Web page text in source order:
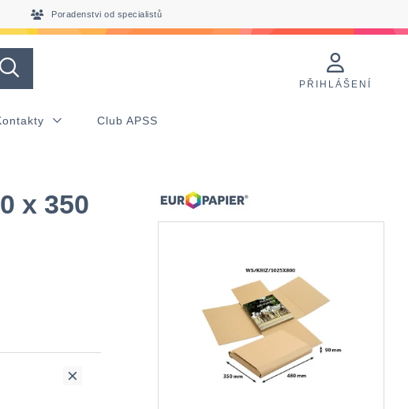
Poradenstvi od specialistů
PŘIHLÁŠENÍ
Club APSS
x 350